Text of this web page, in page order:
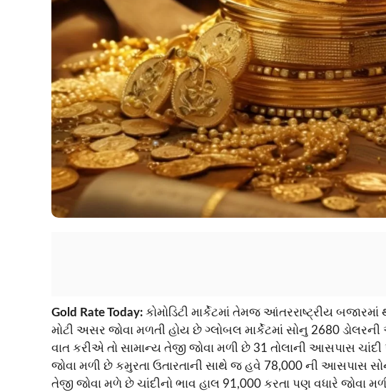
Gold Rate Today: કોમોડિટી માર્કેટમાં તેમજ આંતરરાષ્ટ્રીય બજારમાં
મોટી અસર જોવા મળતી હોય છે ગ્લોબલ માર્કેટમાં સોનુ 2680
વાત કરીએ તો સામાન્ય તેજી જોવા મળી છે 31 તોલાની આસપાસ
જોવા મળી છે કમુરતા ઉતારતાની સાથે જ હવે 78,000 ની આસપાસ
તેજી જોવા મળે છે ચાંદીનો ભાવ હાલ 91,000 કરતા પણ વધારે જોવા